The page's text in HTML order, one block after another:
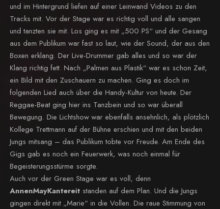
und im Hintergrund liefen auf einer Leinwand Videos zu den
Tracks mit. Vor der Stage war es richtig voll und alle sangen
und tanzten sie mit. Los ging es mit „500 PS“ und der Gesang
aus dem Publikum war fast so laut, wie der Sound, der aus den
Boxen erklang. Der Live-Drummer gab alles und so war der
Klang richtig fett. Nach „Palmen aus Plastik“ war es schon Zeit,
ein Bild mit den Zuschauern zu machen. Ging es doch im
folgenden Lied auch über die Handy-Kultur von heute. Der
Reggae-Beat ging hier ins Tanzbein und so war überall
Bewegung. Die Lichtshow war ebenfalls ansehnlich, als plötzlich
Kollege Trettmann auf der Bühne erschien und mit den beiden
Jungs mitsang – das Publikum tobte vor Freude. Am Ende des
Gigs gab es noch ein Feuerwerk, was noch einmal für
Begeisterungsstürme sorgte.
Auch vor der Green Stage war es voll, denn
AnnenMayKantereit standen auf dem Plan. Und die Jungs
gingen direkt mit „Marie“ in die Vollen. Die raue Stimmung von